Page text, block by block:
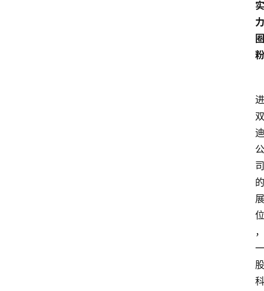
实
力
圈
粉
进
双
迪
公
司
的
展
位
，
一
股
科